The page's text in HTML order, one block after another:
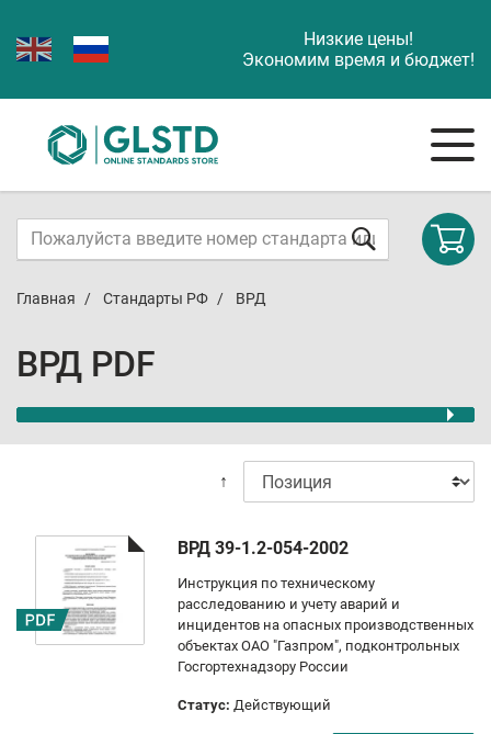
Низкие цены!
Экономим время и бюджет!
Главная Стандарты РФ ВРД
ВРД PDF
↑
ВРД 39-1.2-054-2002
Инструкция по техническому
расследованию и учету аварий и
инцидентов на опасных производственных
объектах ОАО "Газпром", подконтрольных
Госгортехнадзору России
Статус: Действующий